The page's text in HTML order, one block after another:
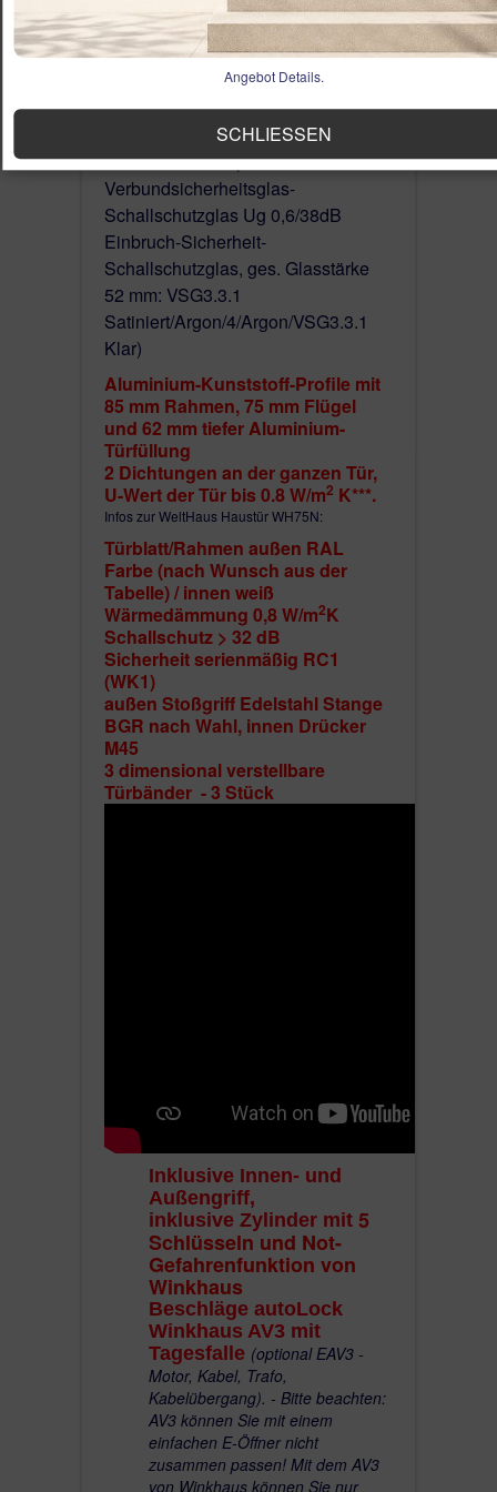
Bestellmaße 850-1100 mm x 1900-2100
mm, größeres Maß max. 1150 x 2250
Optional Seitenteil 280 - 1000 mm
Preis 300-800 € (3 Fach
Verbundsicherheitsglas-
Schallschutzglas Ug 0,6/38dB
Einbruch-Sicherheit-
Schallschutzglas, ges. Glasstärke
52 mm: VSG3.3.1
Satiniert/Argon/4/Argon/VSG3.3.1
Klar)
Aluminium-Kunststoff-Profile mit
85 mm Rahmen, 75 mm Flügel
und 62 mm tiefer Aluminium-
Türfüllung
2 Dichtungen an der ganzen Tür,
U-Wert der Tür bis 0.8 W/m2 K***.
Infos zur WeltHaus Haustür WH75N:
Türblatt/Rahmen außen RAL
Farbe (nach Wunsch aus der
Tabelle) / innen weiß
Wärmedämmung 0,8 W/m2K
Schallschutz > 32 dB
Sicherheit serienmäßig RC1
(WK1)
außen Stoßgriff Edelstahl Stange
BGR nach Wahl, innen Drücker
M45
3 dimensional verstellbare
Türbänder - 3 Stück
Inklusive Innen- und
Außengriff,
inklusive Zylinder mit 5
Schlüsseln und Not-
Gefahrenfunktion von
Winkhaus
Beschläge autoLock
Winkhaus AV3 mit
Tagesfalle (optional EAV3 -
Motor, Kabel, Trafo,
Kabelübergang). - Bitte beachten:
AV3 können Sie mit einem
einfachen E-Öffner nicht
zusammen passen! Mit dem AV3
von Winkhaus können Sie nur
Angebot Details.
SCHLIESSEN